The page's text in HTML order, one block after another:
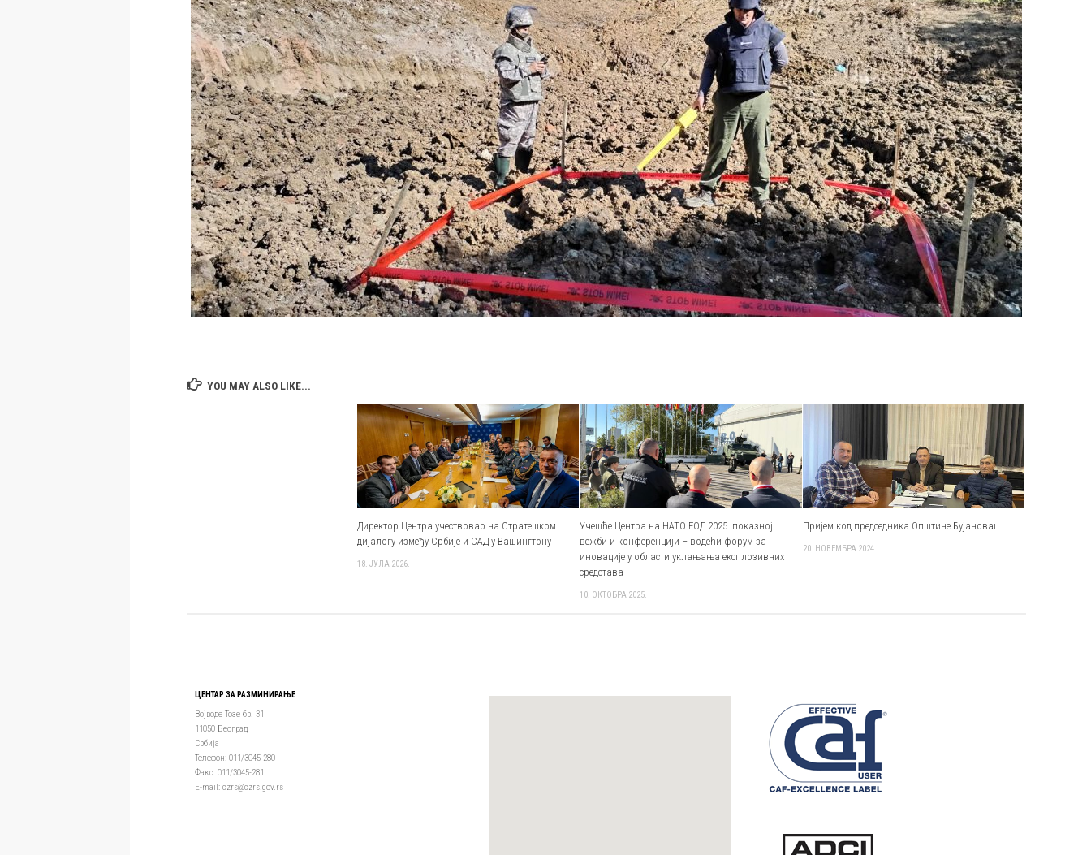
YOU MAY ALSO LIKE...
Директор Центра учествовао на Стратешком
дијалогу између Србије и САД у Вашингтону
18. ЈУЛА 2026.
Учешће Центра на НАТО ЕОД 2025. показној
вежби и конференцији – водећи форум за
иновације у области уклањања експлозивних
средстава
10. ОКТОБРА 2025.
Пријем код председника Општине Бујановац
20. НОВЕМБРА 2024.
ЦЕНТАР ЗА РАЗМИНИРАЊЕ
Војводе Тозе бр. 31
11050 Београд
Србија
Телефон: 011/3045-280
Факс: 011/3045-281
Е-mail: czrs@czrs.gov.rs